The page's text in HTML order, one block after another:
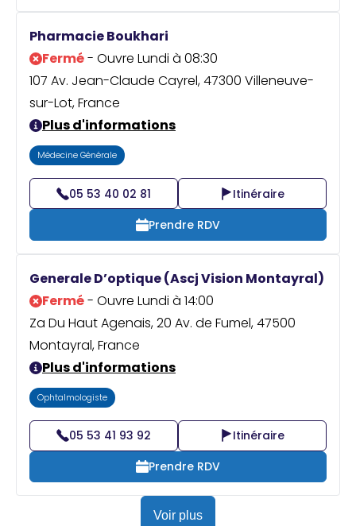
Pharmacie Boukhari
Fermé- Ouvre Lundi à 08:30
107 Av. Jean-Claude Cayrel, 47300 Villeneuve-
sur-Lot, France
Plus d'informations
Médecine Générale
05 53 40 02 81
Itinéraire
Prendre RDV
Generale D’optique (Ascj Vision Montayral)
Fermé- Ouvre Lundi à 14:00
Za Du Haut Agenais, 20 Av. de Fumel, 47500
Montayral, France
Plus d'informations
Ophtalmologiste
05 53 41 93 92
Itinéraire
Prendre RDV
Voir plus